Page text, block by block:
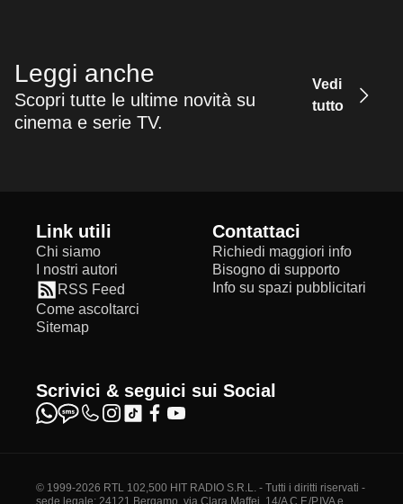
Leggi anche
Scopri tutte le ultime novità su
cinema e serie TV.
Vedi
tutto
Link utili
Chi siamo
I nostri autori
RSS Feed
Come ascoltarci
Sitemap
Contattaci
Richiedi maggiori info
Bisogno di supporto
Info su spazi pubblicitari
Scrivici & seguici sui Social
© 1999-2026 RTL 102,500 HIT RADIO S.R.L. - Tutti i diritti riservati -
sede legale: 24121 Bergamo, via Clara Maffei, 14/A C.F./P.IVA e